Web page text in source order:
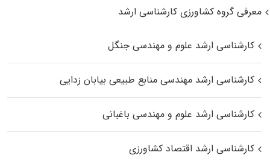
معرفی گروه کشاورزی کارشناسی ارشد
کارشناسی ارشد علوم و مهندسی جنگل
کارشناسی ارشد مهندسی منابع طبیعی بیابان زدایی
کارشناسی ارشد علوم و مهندسی باغبانی
کارشناسی ارشد اقتصاد کشاورزی